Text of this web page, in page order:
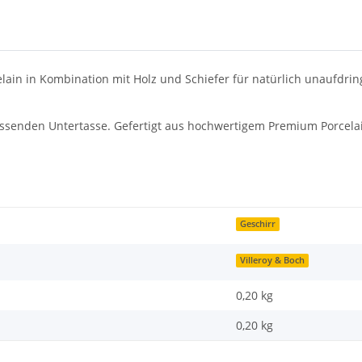
in Kombination mit Holz und Schiefer für natürlich
Untertasse. Gefertigt aus hochwertigem Premium
Geschirr
Villeroy & Boch
0,20 kg
0,20 kg